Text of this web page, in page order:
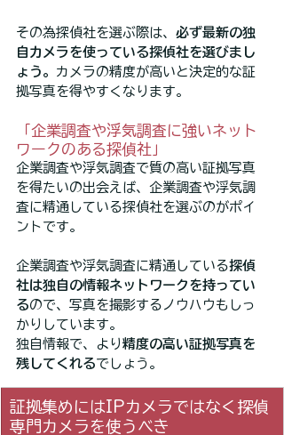
その為探偵社を選ぶ際は、 必ず最新の独
自カメラを使っている探偵社を選びまし
ょう。 カメラの精度が高いと決定的な証
拠写真を得やすくなります。
「企業調査や浮気調査に強いネット
ワークのある探偵社」
企業調査や浮気調査で質の高い証拠写真
を得たいの出会えば、企業調査や浮気調
査に精通している探偵社を選ぶのがポイ
ントです。
企業調査や浮気調査に精通している探偵
社は独自の情報ネットワークを持ってい
るので、写真を撮影するノウハウもしっ
かりしています。
独自情報で、より 精度の高い証拠写真を
残してくれるでしょう。
証拠集めにはIPカメラではなく探偵
専門カメラを使うべき